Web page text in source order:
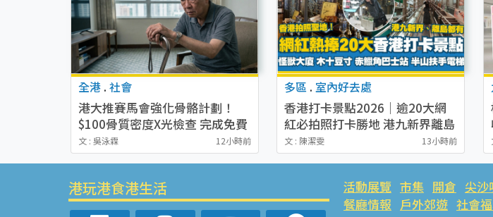
全港 . 社會
港大推賽馬會強化骨骼計劃！
$100骨質密度X光檢查 完成免費
運動訓練送超市禮券！附參加資
格
文 : 吳泳霖 12小時前
多區 . 室內好去處
香港打卡景點2026｜逾20大網
紅必拍照打卡勝地 港九新界離島
影相好去處
文 : 陳潔雯 13小時前
港玩港食港生活 活動展覽 市集 開倉 尖沙
餐廳情報 戶外郊遊 社會